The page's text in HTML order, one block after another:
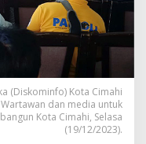
(Diskominfo) Kota Cimahi
dan media untuk
Kota Cimahi, Selasa
(19/12/2023).